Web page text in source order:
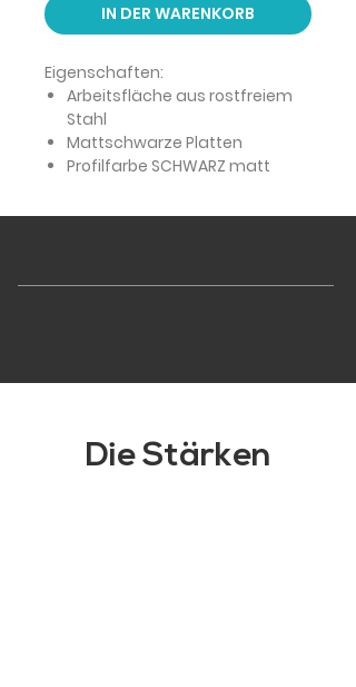
IN DER WARENKORB
Eigenschaften:
Arbeitsfläche aus rostfreiem
Stahl
Mattschwarze Platten
Profilfarbe SCHWARZ matt
Die Stärken